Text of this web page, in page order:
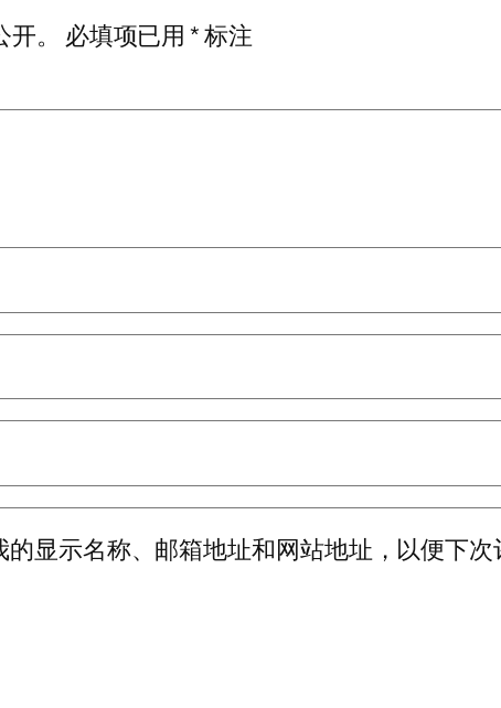
。
必填项已用*标注
显示名称、邮箱地址和网站地址，以便下次